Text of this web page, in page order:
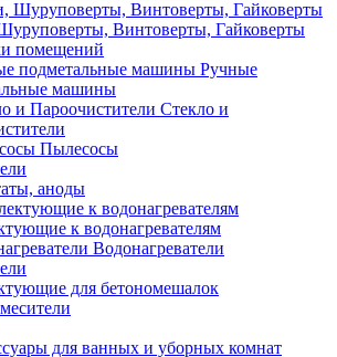
Винтоверты, Гайковерты
помещений
Ручные
машины
Стекло и
Пылесосы
аноды
к водонагревателям
Водонагреватели
для бетономешалок